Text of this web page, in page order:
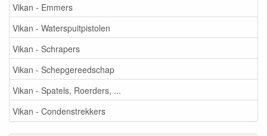
Vikan - Emmers
Vikan - Waterspuitpistolen
Vikan - Schrapers
Vikan - Schepgereedschap
Vikan - Spatels, Roerders, ...
Vikan - Condenstrekkers